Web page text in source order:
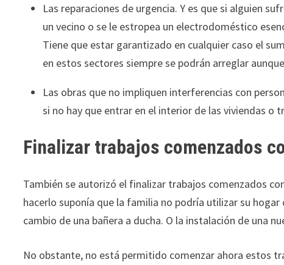
Las reparaciones de urgencia. Y es que si alguien
un vecino o se le estropea un electrodoméstico
Tiene que estar garantizado en cualquier caso el
en estos sectores siempre se podrán arreglar
Las obras que no impliquen interferencias con
si no hay que entrar en el interior de las viviendas o
Finalizar trabajos comenzados
También se autorizó el finalizar trabajos comenzados
hacerlo suponía que la familia no podría utilizar su
cambio de una bañera a ducha. O la instalación de una
No obstante, no está permitido comenzar ahora estos